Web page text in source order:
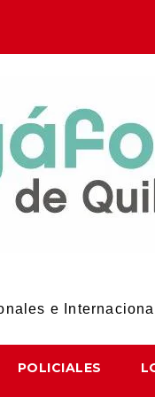
e
POLICIALES